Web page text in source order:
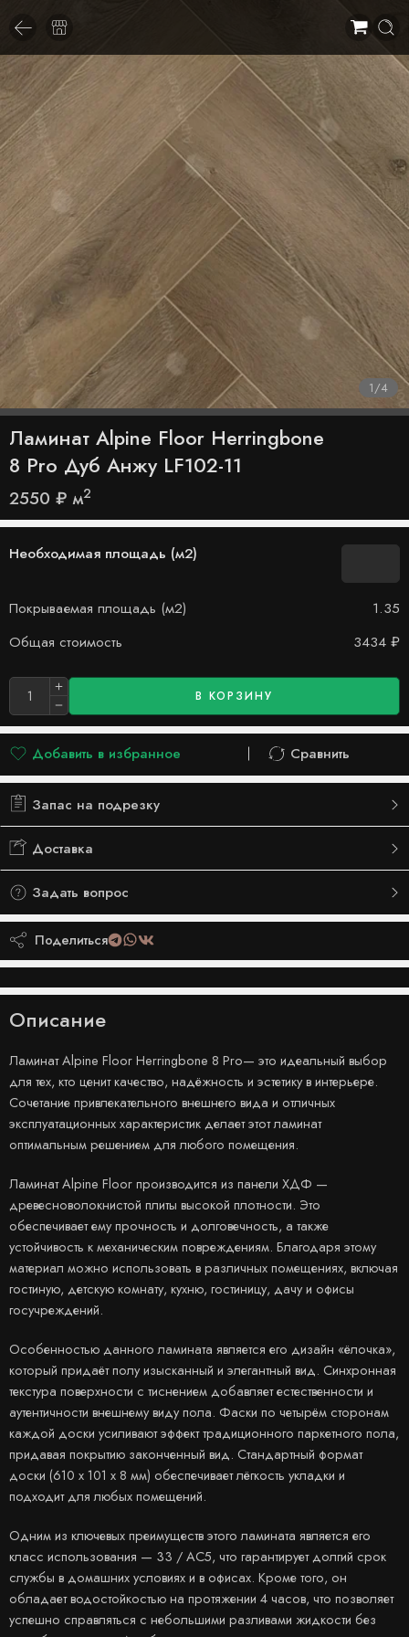
1/4
Ламинат Alpine Floor Herringbone
8 Pro Дуб Анжу LF102-11
2550 ₽ м2
Необходимая площадь (м2)
Покрываемая площадь (м2)
1.35
Общая стоимость
3434 ₽
В КОРЗИНУ
Добавить в избранное
Добавлено в список желаний
Сравнить
Сравнить
Запас на подрезку
Доставка
Задать вопрос
Поделиться
Описание
Ламинат Alpine Floor Herringbone 8 Pro— это идеальный выбор
для тех, кто ценит качество, надёжность и эстетику в интерьере.
Сочетание привлекательного внешнего вида и отличных
эксплуатационных характеристик делает этот ламинат
оптимальным решением для любого помещения.
Ламинат Alpine Floor производится из панели ХДФ —
древесноволокнистой плиты высокой плотности. Это
обеспечивает ему прочность и долговечность, а также
устойчивость к механическим повреждениям. Благодаря этому
материал можно использовать в различных помещениях, включая
гостиную, детскую комнату, кухню, гостиницу, дачу и офисы
госучреждений.
Особенностью данного ламината является его дизайн «ёлочка»,
который придаёт полу изысканный и элегантный вид. Синхронная
текстура поверхности с тиснением добавляет естественности и
аутентичности внешнему виду пола. Фаски по четырём сторонам
каждой доски усиливают эффект традиционного паркетного пола,
придавая покрытию законченный вид. Стандартный формат
доски (610 х 101 х 8 мм) обеспечивает лёгкость укладки и
подходит для любых помещений.
Одним из ключевых преимуществ этого ламината является его
класс использования — 33 / АС5, что гарантирует долгий срок
службы в домашних условиях и в офисах. Кроме того, он
обладает водостойкостью на протяжении 4 часов, что позволяет
успешно справляться с небольшими разливами жидкости без